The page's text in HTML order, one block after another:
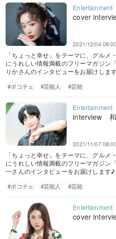
cover
2021/12/04
「ちょっと幸せ」をテーマに、グルメ
にうれしい情報満載のフリーマガジン
りかさんのインタビューをお届けしま
#ポコチェ #芸能人 #芸能
interview
2021/11/07
「ちょっと幸せ」をテーマに、グルメ
にうれしい情報満載のフリーマガジン
一さんのインタビューをお届けします♪
#ポコチェ #芸能人 #芸能
cover